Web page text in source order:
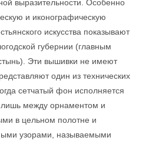
выразительности. Особенно
и иконографическую
искусства показывают
губернии (главным
Эти вышивки не имеют
один из технических
сетчатый фон исполняется
между орнаментом и
в цельном полотне и
узорами, называемыми